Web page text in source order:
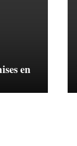
en